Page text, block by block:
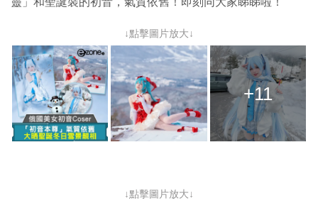
↓點擊圖片放大↓
+11
↓點擊圖片放大↓